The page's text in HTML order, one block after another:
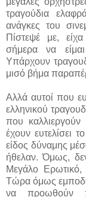
τραγούδια
ανάγκες του
Πίστεψέ με,
σήμερα να
Υπάρχουν
μισό βήμα
Αλλά αυτοί που
ελληνικού
που καλλιεργούν
έχουν ευτελίσει
είδος δύναμης
ήθελαν. Όμως,
Μεγάλο
Τώρα όμως
να προωθούν